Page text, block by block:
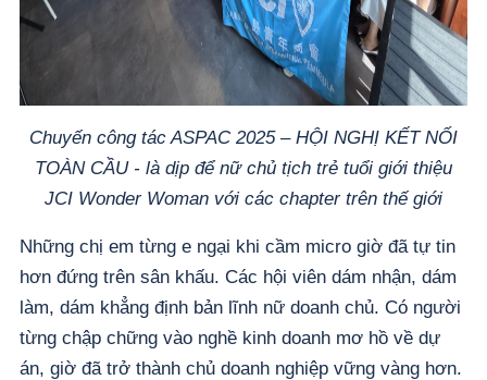
Chuyến công tác ASPAC 2025 – HỘI NGHỊ KẾT NỐI
TOÀN CẦU - là dịp để nữ chủ tịch trẻ tuổi giới thiệu
JCI Wonder Woman với các chapter trên thế giới
Những chị em từng e ngại khi cầm micro giờ đã tự tin
hơn đứng trên sân khấu. Các hội viên dám nhận, dám
làm, dám khẳng định bản lĩnh nữ doanh chủ. Có người
từng chập chững vào nghề kinh doanh mơ hồ về dự
án, giờ đã trở thành chủ doanh nghiệp vững vàng hơn.